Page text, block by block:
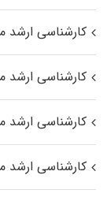
کارشناسی ارشد
کارشناسی ارشد
کارشناسی ارشد
کارشناسی ارشد